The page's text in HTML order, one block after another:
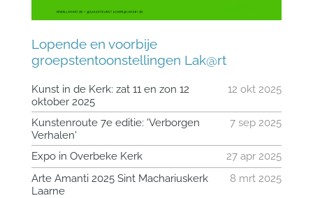
Lopende en voorbije
groepstentoonstellingen Lak@rt
Kunst in de Kerk: zat 11 en zon 12
oktober 2025
12 okt 2025
Kunstenroute 7e editie: 'Verborgen
Verhalen'
7 sep 2025
Expo in Overbeke Kerk
27 apr 2025
Arte Amanti 2025 Sint Machariuskerk
Laarne
8 mrt 2025